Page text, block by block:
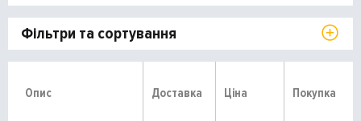
Фільтри та сортування
Опис Доставка Ціна Покупка